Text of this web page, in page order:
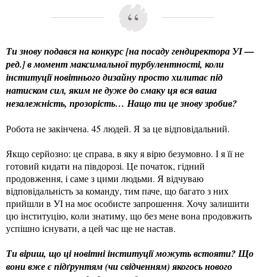
Ти знову подався на конкурс [на посаду гендиректора УІ —
ред.] в момент максимальної турбулентності, коли
інституції новітнього дизайну просто хилитає під
натиском сил, яким не дуже до смаку ця вся ваша
незалежність, прозорість… Нащо ти це знову зробив?
Робота не закінчена. 45 людей. Я за це відповідальний.
Якщо серйозно: це справа, в яку я вірю безумовно. І я її не
готовий кидати на півдорозі. Це початок, гідний
продовження, і саме з цими людьми. Я відчуваю
відповідальність за команду, тим паче, що багато з них
прийшли в УІ на моє особисте запрошення. Хочу залишити
цю інституцію, коли знатиму, що без мене вона продовжить
успішно існувати, а цей час ще не настав.
Ти віриш, що ці новітні інституції можуть встояти? Що
вони вже є підґрунтям (чи свідченням) якогось нового